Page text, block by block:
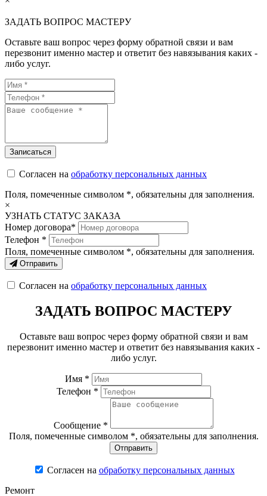
ЗАДАТЬ ВОПРОС МАСТЕРУ
Оставьте ваш вопрос через форму обратной связи и вам
перезвонит именно мастер и ответит без навязывания каких -
либо услуг.
Согласен на обработку персональных данных
Поля, помеченные символом *, обязательны для заполнения.
×
УЗНАТЬ СТАТУС ЗАКАЗА
Номер договора*
Телефон *
Поля, помеченные символом *, обязательны для заполнения.
Отправить
Согласен на обработку персональных данных
ЗАДАТЬ ВОПРОС МАСТЕРУ
Оставьте ваш вопрос через форму обратной связи и вам
перезвонит именно мастер и ответит без навязывания каких -
либо услуг.
Имя *
Телефон *
Сообщение *
Поля, помеченные символом *, обязательны для заполнения.
Согласен на обработку персональных данных
Ремонт